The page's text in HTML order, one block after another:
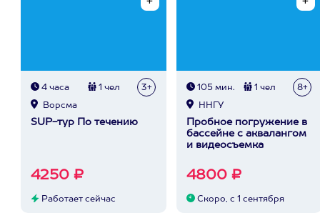
4 часа 1 чел 3+
Ворсма
SUP-тур По течению
4250 ₽
Работает сейчас
105 мин. 1 чел 8+
ННГУ
Пробное погружение в
бассейне с аквалангом
и видеосъемка
4800 ₽
Скоро, с 1 сентября